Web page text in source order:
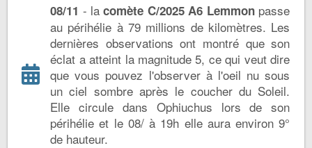
08/11 - lacomète C/2025 A6 Lemmonpasse
au périhélie à 79 millions de kilomètres. Les
dernières observations ont montré que son
éclat a atteint la magnitude 5, ce qui veut dire
que vous pouvez l'observer à l'oeil nu sous
un ciel sombre après le coucher du Soleil.
Elle circule dans Ophiuchus lors de son
périhélie et le 08/ à 19h elle aura environ 9°
de hauteur.